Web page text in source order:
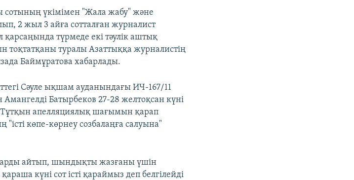
сотының үкімімен "Жала жабу" және
2 жыл 3 айға сотталған журналист
түрмеде екі тәулік аштық
тоқтатқаны туралы Азаттыққа журналистің
Баймұратова хабарлады.
Сәуле ықшам ауданындағы ИЧ-167/11
Батырбеков 27-28 желтоқсан күні
Тұтқын апелляциялық шағымын қарап
көпе-көрнеу созбалаңға салуына"
айтып, шындықты жазғаны үшін
күні сот істі қараймыз деп белгілейді